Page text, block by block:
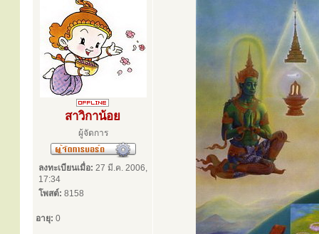
สาวิกาน้อย
ผู้จัดการ
ลงทะเบียนเมื่อ: 27 มี.ค. 2006,
17:34
โพสต์: 8158
อายุ: 0